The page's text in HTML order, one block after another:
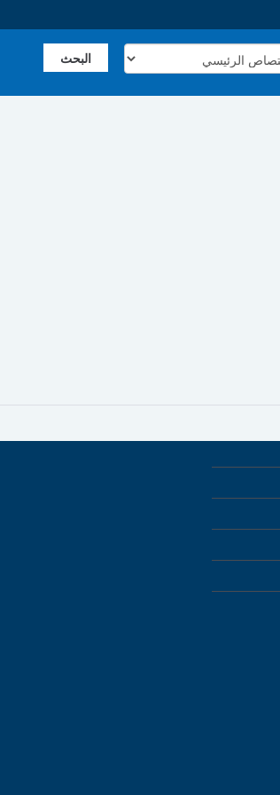
عن الصفحات الطبية مقالات طبية